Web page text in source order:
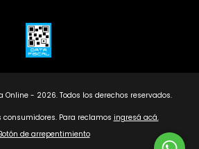
Online - 2026. Todos los derechos reservados.
consumidores. Para reclamos ingresá acá.
de arrepentimiento